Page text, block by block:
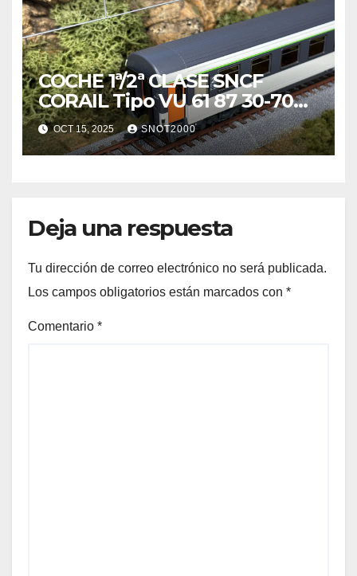
COCHE 1ª/2ª CLASE SNCF
CORAIL Tipo VU 61 87 30-70
031-6 A4B6u
OCT 15, 2025 SNOT2000
Deja una respuesta
Tu dirección de correo electrónico no será publicada.
Los campos obligatorios están marcados con *
Comentario *